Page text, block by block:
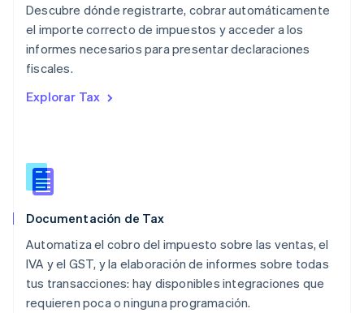
Descubre dónde registrarte, cobrar automáticamente
el importe correcto de impuestos y acceder a los
informes necesarios para presentar declaraciones
fiscales.
Explorar Tax
Documentación de Tax
Automatiza el cobro del impuesto sobre las ventas, el
IVA y el GST, y la elaboración de informes sobre todas
tus transacciones: hay disponibles integraciones que
requieren poca o ninguna programación.
English
México
Español
Noruega
English
Nueva Zelandia
English
English
Portugal
RAE de Hong Kong, China
English简体中文
Reino Unido
English
República Checa
English